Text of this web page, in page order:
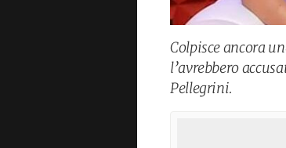
Colpisce ancora
l’avrebbero
Pellegrini.